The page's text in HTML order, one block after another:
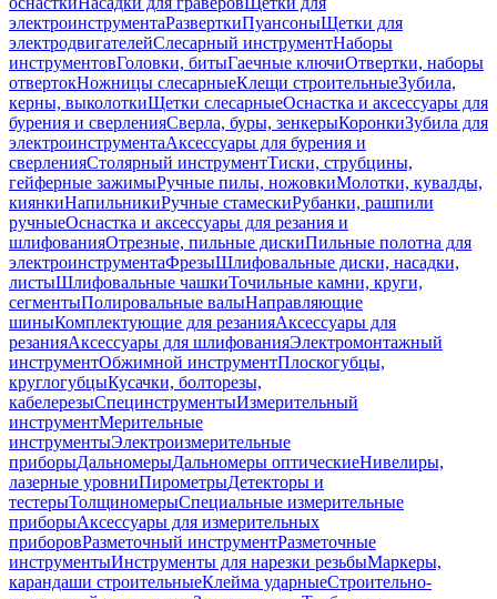
электроинструментаРазверткиПуансоныЩетки для
электродвигателейСлесарный инструментНаборы
инструментовГоловки, битыГаечные ключиОтвертки, наборы
отвертокНожницы слесарныеКлещи строительныеЗубила,
керны, выколоткиЩетки слесарныеОснастка и аксессуары для
бурения и сверленияСверла, буры, зенкерыКоронкиЗубила для
электроинструментаАксессуары для бурения и
сверленияСтолярный инструментТиски, струбцины,
гейферные зажимыРучные пилы, ножовкиМолотки, кувалды,
киянкиНапильникиРучные стамескиРубанки, рашпили
ручныеОснастка и аксессуары для резания и
шлифованияОтрезные, пильные дискиПильные полотна для
электроинструментаФрезыШлифовальные диски, насадки,
листыШлифовальные чашкиТочильные камни, круги,
сегментыПолировальные валыНаправляющие
шиныКомплектующие для резанияАксессуары для
резанияАксессуары для шлифованияЭлектромонтажный
инструментОбжимной инструментПлоскогубцы,
круглогубцыКусачки, болторезы,
кабелерезыСпецинструментыИзмерительный
инструментМерительные
инструментыЭлектроизмерительные
приборыДальномерыДальномеры оптическиеНивелиры,
лазерные уровниПирометрыДетекторы и
тестерыТолщиномерыСпециальные измерительные
приборыАксессуары для измерительных
приборовРазметочный инструментРазметочные
инструментыИнструменты для нарезки резьбыМаркеры,
карандаши строительныеКлейма ударныеСтроительно-